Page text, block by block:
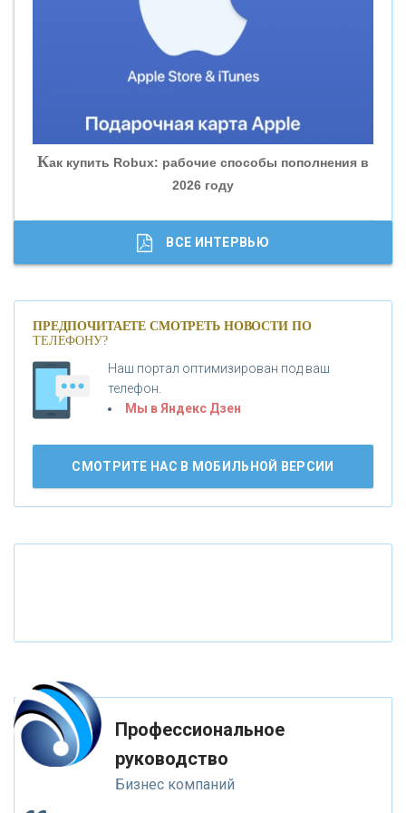
«БАНК ГЛОБЭКС»
«СОВКОМБАНК»
«ГАЗПРОМБАНК»
«МОСКОВСКИЙ КРЕДИТНЫЙ БАНК»
«БАНК ВОЗРОЖДЕНИЕ»
АО «КРЕДИТ ЕВРОПА БАНК»
«ФК ОТКРЫТИЕ»
«ЗАПСИБКОМБАНК»
«РОСЕВРОБАНК»
Как купить Robux: рабочие способы пополнения в
2026 году
Банки.ру обновил логотип впервые за 19 лет -
ВСЕ ИНТЕРВЬЮ
ПРЕДПОЧИТАЕТЕ СМОТРЕТЬ НОВОСТИ ПО
ТЕЛЕФОНУ?
Наш портал оптимизирован под ваш
телефон.
Мы в Яндекс Дзен
СМОТРИТЕ НАС В МОБИЛЬНОЙ ВЕРСИИ
Профессиональное
руководство
Бизнес компаний